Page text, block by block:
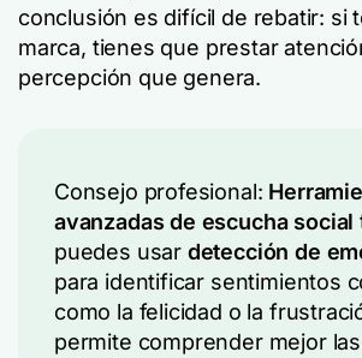
conclusión es difícil de rebatir: si
marca, tienes que prestar
percepción que genera.
Consejo profesional:
avanzadas de escucha social
puedes usar detección de
para identificar sentimientos
como la felicidad o la
permite comprender mejor